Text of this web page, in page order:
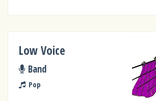
Low Voice
Band
Pop